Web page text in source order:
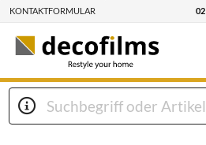
KONTAKTFORMULAR